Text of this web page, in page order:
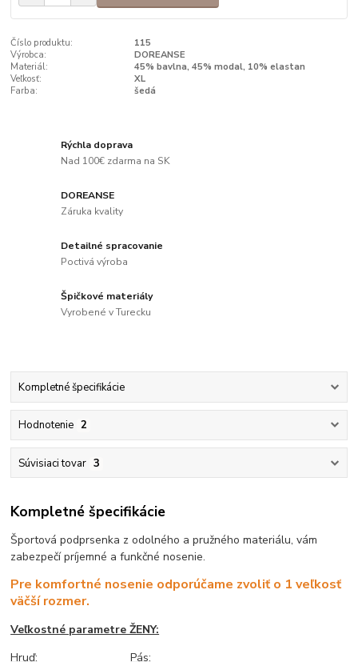
Číslo produktu:
115
Výrobca:
DOREANSE
Materiál:
45% bavlna, 45% modal, 10% elastan
Veľkosť:
XL
Farba:
šedá
Rýchla doprava
Nad 100€ zdarma na SK
DOREANSE
Záruka kvality
Detailné spracovanie
Poctivá výroba
Špičkové materiály
Vyrobené v Turecku
Kompletné špecifikácie
Hodnotenie 2
Súvisiaci tovar 3
Kompletné špecifikácie
Športová podprsenka z odolného a pružného materiálu, vám
zabezpečí príjemné a funkčné nosenie.
Pre komfortné nosenie odporúčame zvoliť o 1 veľkosť
väčší rozmer.
Veľkostné parametre ŽENY:
Hruď:
Pás: